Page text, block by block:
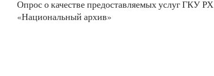
Опрос о качестве предоставляемых услуг ГКУ РХ
«Национальный архив»